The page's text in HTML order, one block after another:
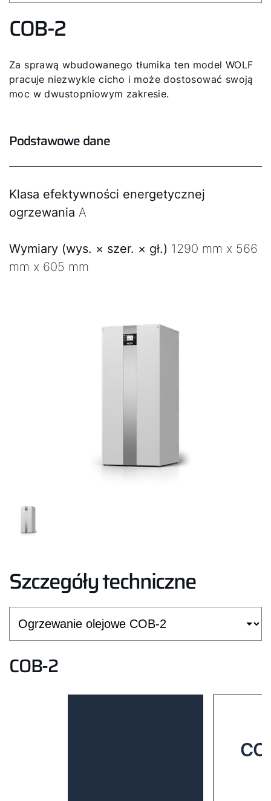
COB-2
Za sprawą wbudowanego tłumika ten model WOLF
pracuje niezwykle cicho i może dostosować swoją
moc w dwustopniowym zakresie.
Podstawowe dane
Klasa efektywności energetycznej
ogrzewania A
Wymiary (wys. × szer. × gł.) 1290 mm x 566
mm x 605 mm
Szczegóły techniczne
COB-2